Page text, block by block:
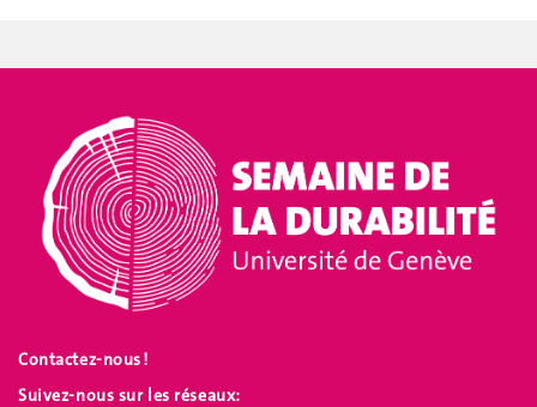
Contactez-nous !
Suivez-nous sur les réseaux: